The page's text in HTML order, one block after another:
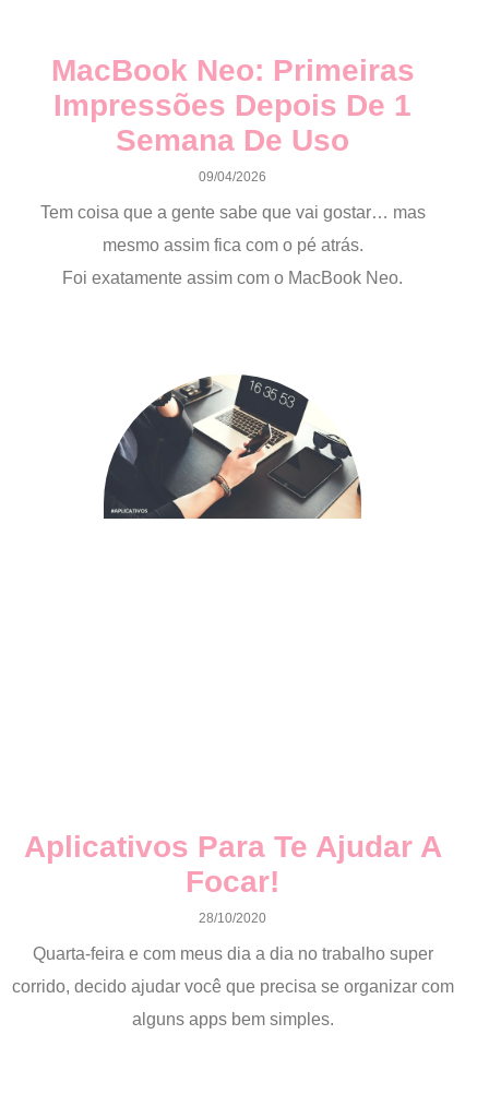
MacBook Neo: Primeiras
Impressões Depois De 1
Semana De Uso
09/04/2026
Tem coisa que a gente sabe que vai gostar… mas
mesmo assim fica com o pé atrás.
Foi exatamente assim com o MacBook Neo.
Aplicativos Para Te Ajudar A
Focar!
28/10/2020
Quarta-feira e com meus dia a dia no trabalho super
corrido, decido ajudar você que precisa se organizar com
alguns apps bem simples.